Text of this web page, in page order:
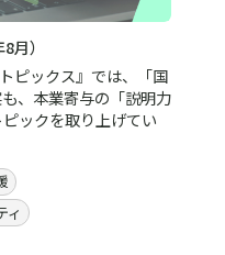
月）
ピックス』では、「国
、本業寄与の「説明力
ックを取り上げてい
ィ